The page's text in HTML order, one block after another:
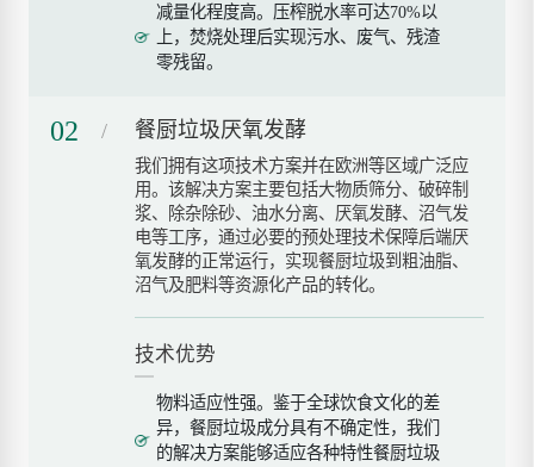
减量化程度高。压榨脱水率可达70%以
上，焚烧处理后实现污水、废气、残渣
零残留。
02 餐厨垃圾厌氧发酵
我们拥有这项技术方案并在欧洲等区域广泛应
用。该解决方案主要包括大物质筛分、破碎制
浆、除杂除砂、油水分离、厌氧发酵、沼气发
电等工序，通过必要的预处理技术保障后端厌
氧发酵的正常运行，实现餐厨垃圾到粗油脂、
沼气及肥料等资源化产品的转化。
技术优势
物料适应性强。鉴于全球饮食文化的差
异，餐厨垃圾成分具有不确定性，我们
的解决方案能够适应各种特性餐厨垃圾